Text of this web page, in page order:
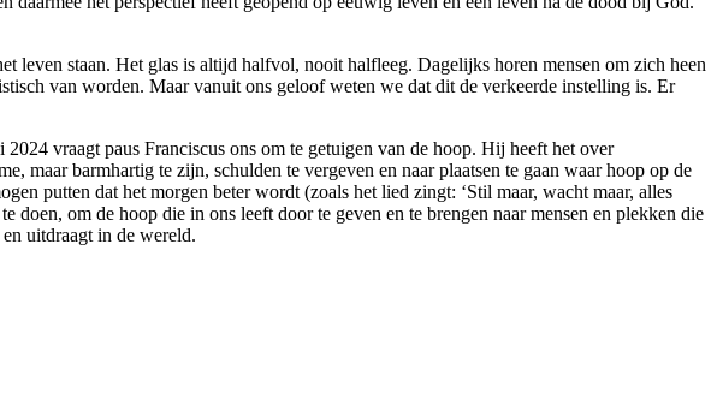
leven staan. Het glas is altijd halfvol, nooit halfleeg. Dagelijks horen mensen om zich heen
van worden. Maar vanuit ons geloof weten we dat dit de verkeerde instelling is. Er
vraagt paus Franciscus ons om te getuigen van de hoop. Hij heeft het over
maar barmhartig te zijn, schulden te vergeven en naar plaatsen te gaan waar hoop op de
putten dat het morgen beter wordt (zoals het lied zingt: ‘Stil maar, wacht maar, alles
om de hoop die in ons leeft door te geven en te brengen naar mensen en plekken die
uitdraagt in de wereld.